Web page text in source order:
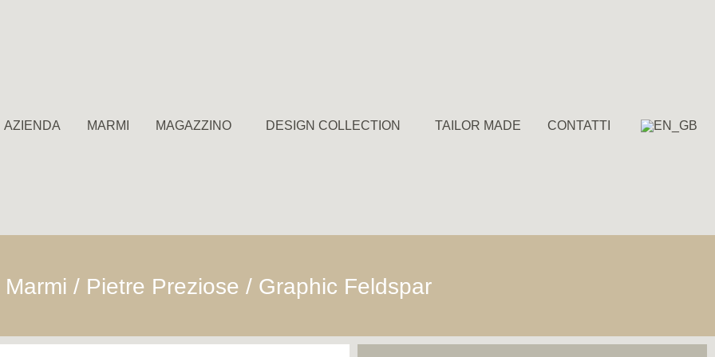
AZIENDA MARMI MAGAZZINO DESIGN COLLECTION TAILOR MADE CONTATTI
Marmi / Pietre Preziose / Graphic Feldspar